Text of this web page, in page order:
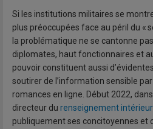
Si les institutions militaires se
plus préoccupées face au péril du «
la problématique ne se cantonne
diplomates, haut fonctionnaires et
pouvoir constituent aussi
soutirer de l’information sensible
romances en ligne. Début 2022,
directeur du renseignement
publiquement ses concitoyennes et